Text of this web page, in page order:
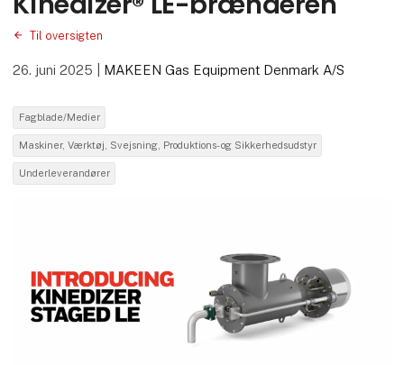
Til oversigten
26. juni 2025 MAKEEN Gas Equipment Denmark A/S
Fagblade/Medier
Maskiner, Værktøj, Svejsning, Produktions- og Sikkerhedsudstyr
Underleverandører